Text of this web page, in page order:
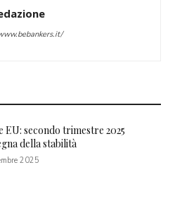
EU: secondo trimestre 2025
della stabilità
2025